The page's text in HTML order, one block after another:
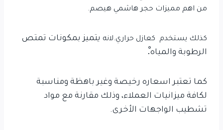
من اهم مميزات حجر هاشمي هيصم.
كذلك يستخدم كعازل حراري.لانه يتميز بمكونات تمتص
الرطوبة والمياه.ْ
كما تعتبر اسعاره رخيصة وغير باهظة ومناسبة
لكافة ميزانيات العملاء، وذلك مقارنة مع مواد
تشطيب الواجهات الأخرى.